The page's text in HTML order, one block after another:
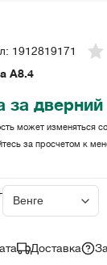
1912819171
A8.4
за
может изменяться
за просчетом к
Доставка